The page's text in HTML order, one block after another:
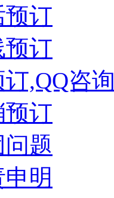
预订
订
,QQ咨询
订
题
明